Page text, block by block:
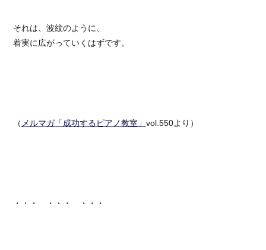
それは、波紋のように、
着実に広がっていくはずです。
（ メルマガ「成功するピアノ教室」 vol.550より）
・・・ ・・・ ・・・